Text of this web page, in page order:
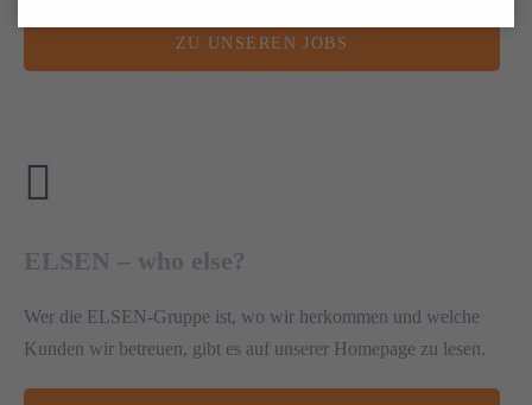
ZU UNSEREN JOBS
ELSEN – who else?
Wer die ELSEN-Gruppe ist, wo wir herkommen und welche
Kunden wir betreuen, gibt es auf unserer Homepage zu lesen.